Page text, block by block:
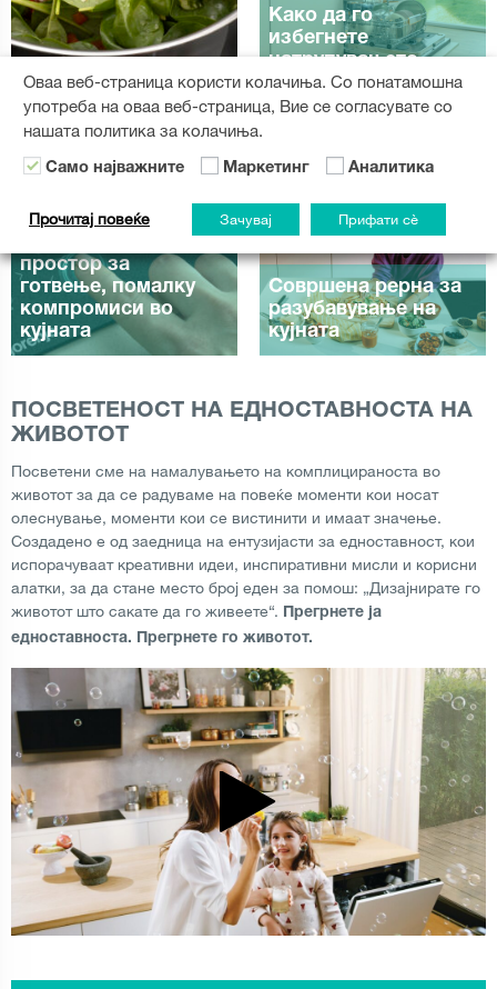
простор за
готвење, помалку
компромиси во
кујната
Како да го
избегнете
натрупувањето
садови по излет
Совршена рерна за
разубавување на
кујната
ПОСВЕТЕНОСТ НА ЕДНОСТАВНОСТА НА
ЖИВОТОТ
Посветени сме на намалувањето на комплицираноста во
животот за да се радуваме на повеќе моменти кои носат
олеснување, моменти кои се вистинити и имаат значење.
Создадено е од заедница на ентузијасти за едноставност, кои
испорачуваат креативни идеи, инспиративни мисли и корисни
алатки, за да стане место број еден за помош: „Дизајнирате го
животот што сакате да го живеете“. Прегрнете ја
едноставноста. Прегрнете го животот.
Оваа веб-страница користи колачиња. Со понатамошна
употреба на оваа веб-страница, Вие се согласувате со
нашата политика за колачиња.
Само најважните Маркетинг Аналитика
Прочитај повеќе Зачувај Прифати сè